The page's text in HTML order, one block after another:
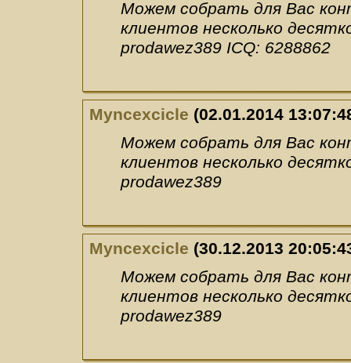
Можем собрать для Вас
клиентов несколько
prodawez389 ICQ: 6288862
Myncexcicle (02.01.2014
Можем собрать для Вас
клиентов несколько
prodawez389
Myncexcicle (30.12.2013
Можем собрать для Вас
клиентов несколько
prodawez389